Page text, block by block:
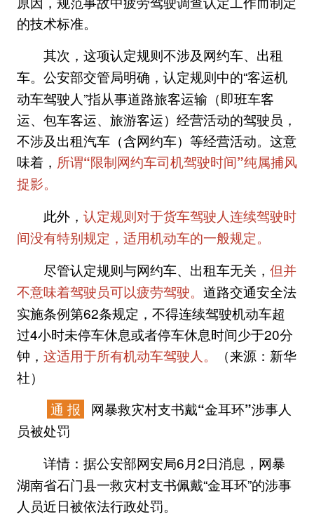
的技术标准。
其次， 这项认定规则不涉及网约车、出租
车。 公安部交管局明确，认定规则中的“客运机
动车驾驶人”指从事道路旅客运输（即班车客
运、包车客运、旅游客运）经营活动的驾驶员，
不涉及出租汽车（含网约车）等经营活动。这意
味着， 所谓“限制网约车司机驾驶时间”纯属捕风
捉影。
此外， 认定规则对于货车驾驶人连续驾驶时
间没有特别规定，适用机动车的一般规定。
尽管认定规则与网约车、出租车无关， 但并
不意味着驾驶员可以疲劳驾驶。 道路交通安全法
实施条例第62条规定，不得连续驾驶机动车超
过4小时未停车休息或者停车休息时间少于20分
钟， 这适用于所有机动车驾驶人。
（来源：新华
社）
通 报
网暴救灾村支书戴“金耳环”涉事人
员被处罚
详情： 据公安部网安局6月2日消息，网暴
湖南省石门县一救灾村支书佩戴“金耳环”的涉事
人员近日被依法行政处罚。